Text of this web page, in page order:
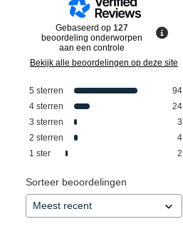
Gebaseerd op 127
beoordeling onderworpen
aan een controle
Bekijk alle beoordelingen op deze site
5 sterren
94
4 sterren
24
3 sterren
3
2 sterren
4
1 ster 2
Sorteer beoordelingen